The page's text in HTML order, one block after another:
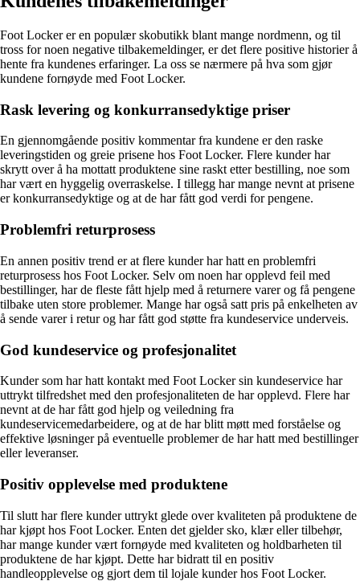
Foot Locker er en populær skobutikk blant mange nordmenn, og til
tross for noen negative tilbakemeldinger, er det flere positive historier å
hente fra kundenes erfaringer. La oss se nærmere på hva som gjør
kundene fornøyde med Foot Locker.
Rask levering og konkurransedyktige priser
En gjennomgående positiv kommentar fra kundene er den raske
leveringstiden og greie prisene hos Foot Locker. Flere kunder har
skrytt over å ha mottatt produktene sine raskt etter bestilling, noe som
har vært en hyggelig overraskelse. I tillegg har mange nevnt at prisene
er konkurransedyktige og at de har fått god verdi for pengene.
Problemfri returprosess
En annen positiv trend er at flere kunder har hatt en problemfri
returprosess hos Foot Locker. Selv om noen har opplevd feil med
bestillinger, har de fleste fått hjelp med å returnere varer og få pengene
tilbake uten store problemer. Mange har også satt pris på enkelheten av
å sende varer i retur og har fått god støtte fra kundeservice underveis.
God kundeservice og profesjonalitet
Kunder som har hatt kontakt med Foot Locker sin kundeservice har
uttrykt tilfredshet med den profesjonaliteten de har opplevd. Flere har
nevnt at de har fått god hjelp og veiledning fra
kundeservicemedarbeidere, og at de har blitt møtt med forståelse og
effektive løsninger på eventuelle problemer de har hatt med bestillinger
eller leveranser.
Positiv opplevelse med produktene
Til slutt har flere kunder uttrykt glede over kvaliteten på produktene de
har kjøpt hos Foot Locker. Enten det gjelder sko, klær eller tilbehør,
har mange kunder vært fornøyde med kvaliteten og holdbarheten til
produktene de har kjøpt. Dette har bidratt til en positiv
handleopplevelse og gjort dem til lojale kunder hos Foot Locker.